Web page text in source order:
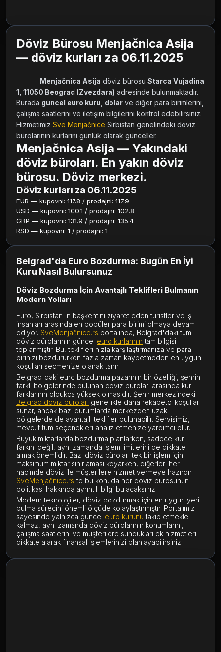
Döviz Bürosu Menjačnica Asija
— döviz kurları za 06.11.2025
Menjačnica Asija döviz bürosu Starca Vujadina
1, 11050 Beograd (Zvezdara) adresinde bulunmaktadır.
Burada güncel euro kuru dolar ve diğer para birimlerini,
çalışma saatlerini ve iletişim bilgilerini kontrol edebilirsiniz.
Hizmetimiz Sve Menjačnice Sırbistan genelindeki döviz
bürolarının kurlarını günlük olarak günceller.
Menjačnica Asija — Yakındaki
döviz büroları. En yakın döviz
bürosu. Döviz merkezi.
Döviz kurları za 06.11.2025
EUR — kupovni: 117.8 / prodajni: 117.9
USD — kupovni: 100.1 / prodajni: 102.8
GBP — kupovni: 131.9 / prodajni: 135.4
RSD — kupovni: 1 / prodajni: 1
Belgrad'da Euro Bozdurma: Bugün En İyi
Kuru Nasıl Bulursunuz
Döviz Bozdurma İçin Avantajlı Teklifleri Bulmanın
Modern Yolları
Euro, Sırbistan'ın başkentini ziyaret eden turistler ve iş
insanları arasında en popüler para birimi olmaya devam
ediyor. SveMenjačnice.rs portalında, Belgrad'daki tüm
döviz bürolarının güncel euro kurlarının tam bilgisi
toplanmıştır. Bu, teklifleri hızla karşılaştırmanıza ve para
birinizi bozdururken fazla zaman kaybetmeden en uygun
koşulları seçmenize olanak tanır.
Belgrad'daki euro bozdurma pazarının bir özelliği, şehrin
farklı bölgelerinde bulunan döviz büroları arasında kur
farklarının oldukça yüksek olmasıdır. Şehir merkezindeki
Belgrad döviz büroları genellikle daha rekabetçi koşullar
sunar, ancak bazı durumlarda merkezden uzak
bölgelerde de avantajlı teklifler bulunabilir. Servisimiz,
mevcut tüm seçenekleri analiz etmenize yardımcı olur.
Büyük miktarlarda bozdurma planlarken, sadece kur
farkını değil, aynı zamanda işlem limitlerini de dikkate
almak önemlidir. Bazı döviz büroları tek bir işlem için
maksimum miktar sınırlaması koyarken, diğerleri her
hacimde döviz ile müşterilere hizmet vermeye hazırdır.
SveMenjačnice.rs'te bu konuda her döviz bürosunun
politikası hakkında ayrıntılı bilgi bulacaksınız.
Modern teknolojiler, döviz bozdurmak için en uygun yeri
bulma sürecini önemli ölçüde kolaylaştırmıştır. Portalımız
sayesinde yalnızca güncel euro kurunu takip etmekle
kalmaz, aynı zamanda döviz bürolarının konumlarını,
çalışma saatlerini ve müşterilere sundukları ek hizmetleri
dikkate alarak finansal işlemlerinizi planlayabilirsiniz.